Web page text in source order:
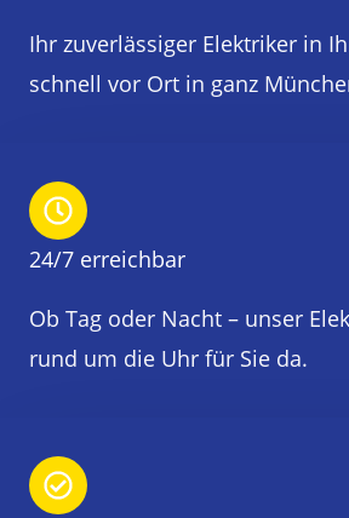
Ihr zuverlässiger Elektriker in
schnell vor Ort in ganz
24/7 erreichbar
Ob Tag oder Nacht – unser
rund um die Uhr für Sie da.